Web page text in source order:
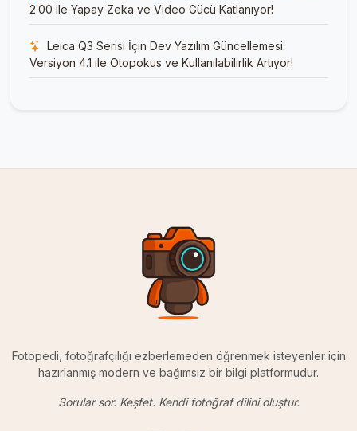
2.00 ile Yapay Zeka ve Video Gücü Katlanıyor!
Leica Q3 Serisi İçin Dev Yazılım Güncellemesi:
Versiyon 4.1 ile Otopokus ve Kullanılabilirlik Artıyor!
Fotopedi, fotoğrafçılığı ezberlemeden öğrenmek isteyenler için
hazırlanmış modern ve bağımsız bir bilgi platformudur.
Sorular sor. Keşfet. Kendi fotoğraf dilini oluştur.